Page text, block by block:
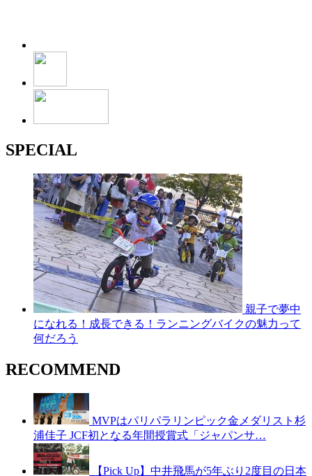
SPECIAL
親子で夢中
になれる！成長できる！ランニングバイクの魅力って
何だろう
RECOMMEND
MVPはパリパラリンピック金メダリスト杉
浦佳子 JCF初となる年間授賞式「ジャパンサ…
【Pick Up】中井飛馬が5年ぶり2度目の日本